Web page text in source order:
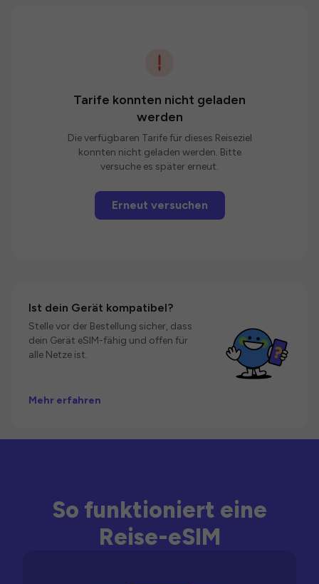
Tarife konnten nicht geladen
werden
Die verfügbaren Tarife für dieses Reiseziel
konnten nicht geladen werden. Bitte
versuche es später erneut.
Erneut versuchen
Ist dein Gerät kompatibel?
Stelle vor der Bestellung sicher, dass
dein Gerät eSIM-fähig und offen für
alle Netze ist.
Mehr erfahren
So funktioniert eine
Reise-eSIM